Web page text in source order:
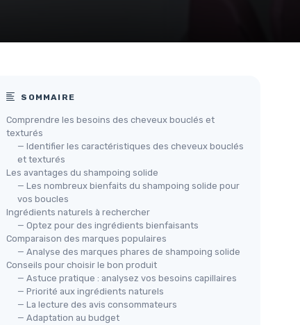
SOMMAIRE
Comprendre les besoins des cheveux bouclés et
texturés
— Identifier les caractéristiques des cheveux bouclés
et texturés
Les avantages du shampoing solide
— Les nombreux bienfaits du shampoing solide pour
vos boucles
Ingrédients naturels à rechercher
— Optez pour des ingrédients bienfaisants
Comparaison des marques populaires
— Analyse des marques phares de shampoing solide
Conseils pour choisir le bon produit
— Astuce pratique : analysez vos besoins capillaires
— Priorité aux ingrédients naturels
— La lecture des avis consommateurs
— Adaptation au budget